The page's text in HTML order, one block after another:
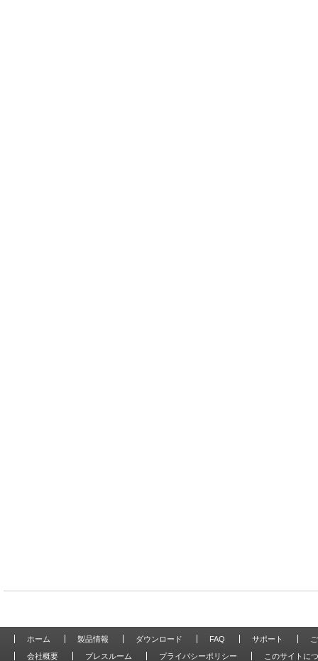
ホーム 製品情報 ダウンロード FAQ サポート
会社概要
プレスルーム プライバシーポリシー
このサイトに